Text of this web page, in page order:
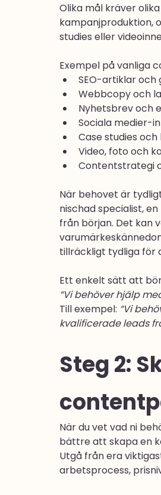
Olika mål kräver
kampanjproduktion,
studies eller
Exempel på vanliga
SEO-artiklar och
Webbcopy och
Nyhetsbrev och
Sociala medier-
Case studies
Video, foto och
Contentstrategi
När behovet är
nischad specialist,
från början. Det kan
tillräckligt tydliga för
Ett enkelt sätt att
“Vi behöver hjälp
Till exempel: “Vi
kvalificerade leads
Steg 2:
När du vet vad ni
bättre att skapa en
Utgå från era
arbetsprocess,